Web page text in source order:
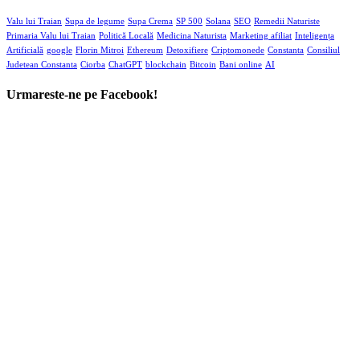
Valu lui Traian Supa de legume Supa Crema SP 500 Solana SEO Remedii Naturiste
Primaria Valu lui Traian Politică Locală Medicina Naturista Marketing afiliat Inteligența
Artificială google Florin Mitroi Ethereum Detoxifiere Criptomonede Constanta Consiliul
Judetean Constanta Ciorba ChatGPT blockchain Bitcoin Bani online AI
Urmareste-ne pe Facebook!